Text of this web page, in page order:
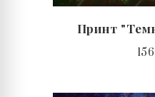
Принт